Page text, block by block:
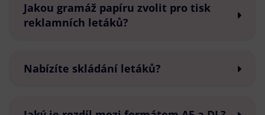
Jakou gramáž papíru zvolit pro tisk
reklamních letáků?
Nabízíte skládání letáků?